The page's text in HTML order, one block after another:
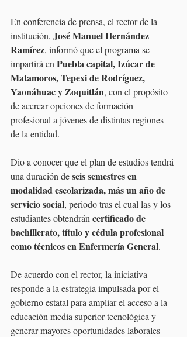
En conferencia de prensa, el rector de la
institución, José Manuel Hernández
Ramírez, informó que el programa se
impartirá en Puebla capital, Izúcar de
Matamoros, Tepexi de Rodríguez,
Yaonáhuac y Zoquitlán, con el propósito
de acercar opciones de formación
profesional a jóvenes de distintas regiones
de la entidad.
Dio a conocer que el plan de estudios tendrá
una duración de seis semestres en
modalidad escolarizada, más un año de
servicio social, periodo tras el cual las y los
estudiantes obtendrán certificado de
bachillerato, título y cédula profesional
como técnicos en Enfermería General.
De acuerdo con el rector, la iniciativa
responde a la estrategia impulsada por el
gobierno estatal para ampliar el acceso a la
educación media superior tecnológica y
generar mayores oportunidades laborales